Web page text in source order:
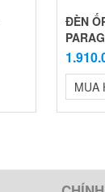
ĐÈN
MUA